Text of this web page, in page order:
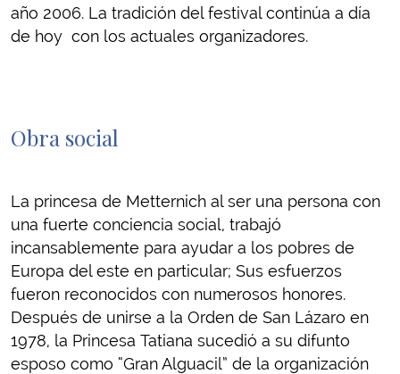
año 2006. La tradición del festival continúa a día
de hoy con los actuales organizadores.
Obra social
La princesa de Metternich al ser una persona con
una fuerte conciencia social, trabajó
incansablemente para ayudar a los pobres de
Europa del este en particular; Sus esfuerzos
fueron reconocidos con numerosos honores.
Después de unirse a la Orden de San Lázaro en
1978, la Princesa Tatiana sucedió a su difunto
esposo como “Gran Alguacil” de la organización